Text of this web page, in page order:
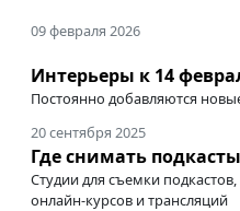
09 февраля 2026
Интерьеры к 14
Постоянно добавляются
20 сентября 2025
Где снимать подкасты
Студии для съемки
онлайн-курсов и трансляций